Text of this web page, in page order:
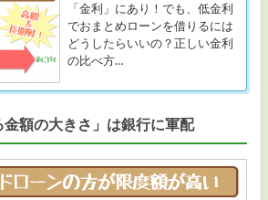
「金利」にあり！でも、低金利
でおまとめローンを借りるには
どうしたらいいの？正しい金利
の比べ方…
金額の大きさ」は銀行に軍配